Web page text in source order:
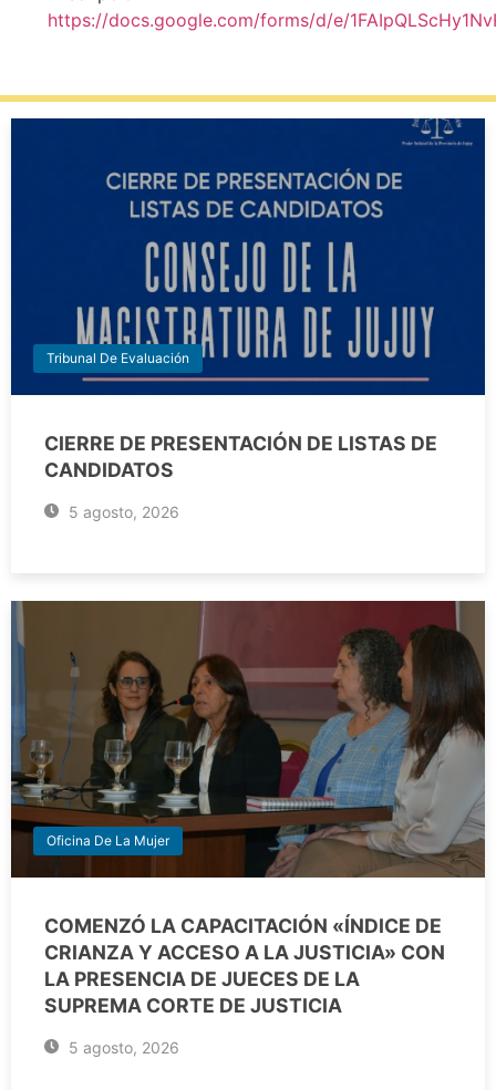
https://docs.google.com/forms/d/e/
Tribunal De Evaluación
CIERRE DE PRESENTACIÓN DE LISTAS DE
CANDIDATOS
5 agosto, 2026
Oficina De La Mujer
COMENZÓ LA CAPACITACIÓN «ÍNDICE DE
CRIANZA Y ACCESO A LA JUSTICIA» CON
LA PRESENCIA DE JUECES DE LA
SUPREMA CORTE DE JUSTICIA
5 agosto, 2026